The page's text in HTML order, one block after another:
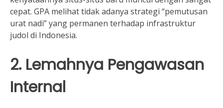
cepat. GPA melihat tidak adanya strategi “pemutusan
urat nadi” yang permanen terhadap infrastruktur
judol di Indonesia.
2. Lemahnya Pengawasan
Internal